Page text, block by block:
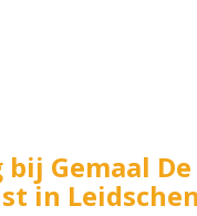
bij Gemaal De
in